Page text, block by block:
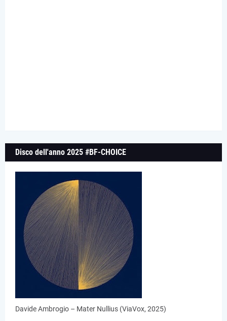
Disco dell'anno 2025 #BF-CHOICE
Davide Ambrogio – Mater Nullius (ViaVox, 2025)